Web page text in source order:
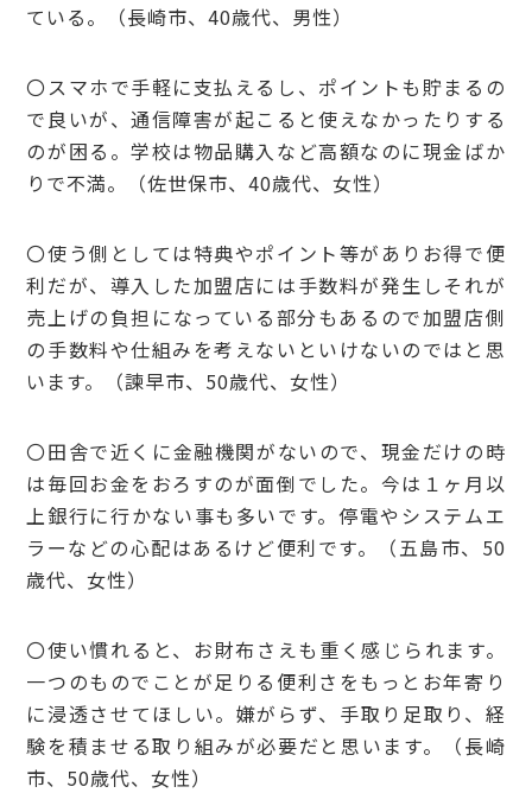
ている。（長崎市、40歳代、男性）
〇スマホで手軽に支払えるし、ポイントも貯まるの
で良いが、通信障害が起こると使えなかったりする
のが困る。学校は物品購入など高額なのに現金ばか
りで不満。（佐世保市、40歳代、女性）
〇使う側としては特典やポイント等がありお得で便
利だが、導入した加盟店には手数料が発生しそれが
売上げの負担になっている部分もあるので加盟店側
の手数料や仕組みを考えないといけないのではと思
います。（諫早市、50歳代、女性）
〇田舎で近くに金融機関がないので、現金だけの時
は毎回お金をおろすのが面倒でした。今は１ヶ月以
上銀行に行かない事も多いです。停電やシステムエ
ラーなどの心配はあるけど便利です。（五島市、50
歳代、女性）
〇使い慣れると、お財布さえも重く感じられます。
一つのものでことが足りる便利さをもっとお年寄り
に浸透させてほしい。嫌がらず、手取り足取り、経
験を積ませる取り組みが必要だと思います。（長崎
市、50歳代、女性）